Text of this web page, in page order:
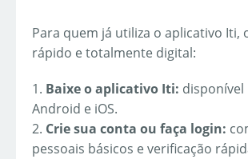
Para quem já utiliza o aplicativo Iti,
rápido e totalmente digital:
1. Baixe o aplicativo Iti: disponível
Android e iOS.
2. Crie sua conta ou faça login:
pessoais básicos e verificação